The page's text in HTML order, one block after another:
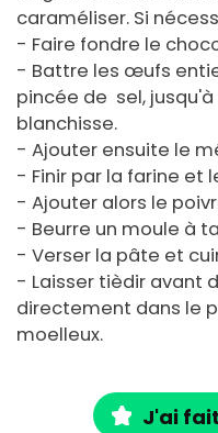
caraméliser. Si
- Faire fondre le
- Battre les œufs
pincée de sel,
blanchisse.
- Ajouter ensuite le
- Finir par la farine et
- Ajouter alors le
- Beurre un moule à
- Verser la pâte et
- Laisser tièdir avant
directement dans le
moelleux.
J'ai